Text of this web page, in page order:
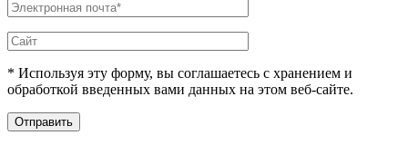
* Используя эту форму, вы соглашаетесь с хранением и
обработкой введенных вами данных на этом веб-сайте.